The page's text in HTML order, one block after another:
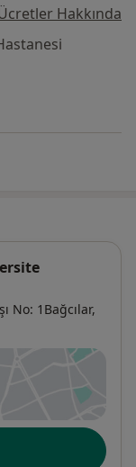
Hakkında
No: 1Bağcılar,
açılır